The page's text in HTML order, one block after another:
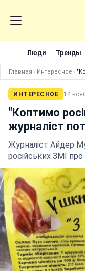
Люди Тренды
Главная › Интересное ›
ИНТЕРЕСНОЕ 14
"Коптимо
журналіст
Журналіст Айдер
російських ЗМІ